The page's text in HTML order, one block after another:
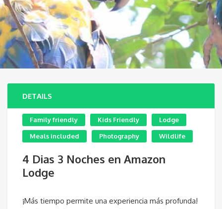
DETAILS
Family friendly Kids Friendly Lodge
Meals included Photography Wildlife
4 Dias 3 Noches en Amazon
Lodge
¡Más tiempo permite una experiencia más profunda!